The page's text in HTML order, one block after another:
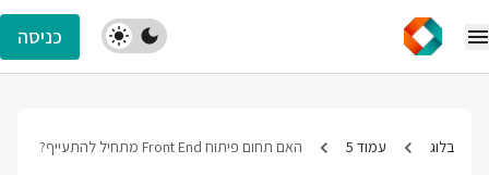
כניסה
בלוג עמוד 5 האם תחום פיתוח Front End מתחיל להתעייף?